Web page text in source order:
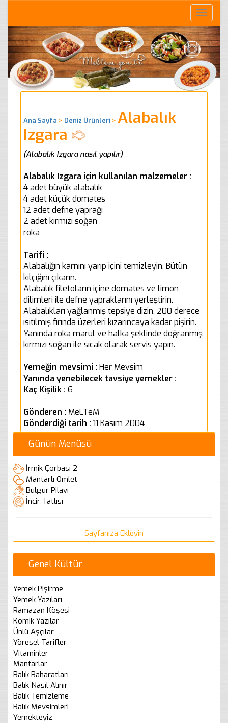
Toggle
Ana Sayfa > Deniz Ürünleri > Alabalık
Izgara
(Alabalık Izgara nasıl yapılır)
Alabalık Izgara için kullanılan malzemeler :
4 adet büyük alabalık
4 adet küçük domates
12 adet defne yaprağı
2 adet kırmızı soğan
roka
Tarifi :
Alabalığın karnını yarıp içini temizleyin. Bütün
kılçığını çıkarın.
Alabalık filetoların içine domates ve limon
dilimleri ile defne yapraklarını yerleştirin.
Alabalıkları yağlanmış tepsiye dizin. 200 derece
ısıtılmış fırında üzerleri kızarıncaya kadar pişirin.
Yanında roka marul ve halka şeklinde doğranmış
kırmızı soğan ile sıcak olarak servis yapın.
Yemeğin mevsimi : Her Mevsim
Yanında yenebilecek tavsiye yemekler :
Kaç Kişilik : 6
Gönderen : MeLTeM
Gönderdiği tarih : 11 Kasım 2004
Günün Menüsü
İrmik Çorbası 2
Mantarlı Omlet
Bulgur Pilavı
İncir Tatlısı
Sayfanıza Ekleyin
Genel Kültür
Yemek Pişirme
Yemek Yazıları
Ramazan Köşesi
Komik Yazılar
Ünlü Aşçılar
Yöresel Tarifler
Vitaminler
Mantarlar
Balık Baharatları
Balık Nasıl Alınır
Balık Temizleme
Balık Mevsimleri
Yemekteyiz